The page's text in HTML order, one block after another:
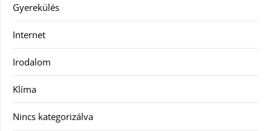
Gyerekülés
Internet
Irodalom
Klíma
Nincs kategorizálva